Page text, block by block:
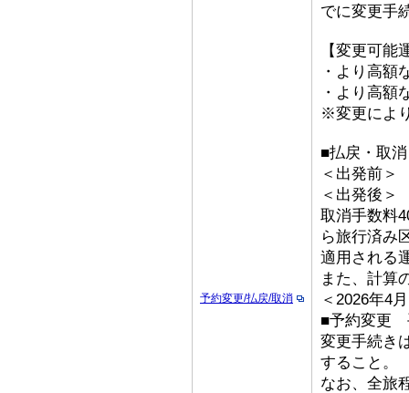
予約変更/払戻/取消
でに変更手
【変更可能
・より高額
・より高額
※変更によ
■払戻・取消
＜出発前＞
＜出発後＞
取消手数料
ら旅行済み
適用される
また、計算
＜2026年4
■予約変更
変更手続き
すること。
なお、全旅